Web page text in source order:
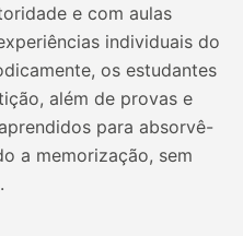
e com aulas
individuais do
os estudantes
além de provas e
para absorvê-
a memorização, sem